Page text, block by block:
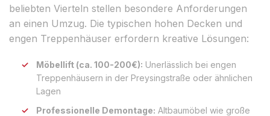
beliebten Vierteln stellen besondere Anforderungen
an einen Umzug. Die typischen hohen Decken und
engen Treppenhäuser erfordern kreative Lösungen:
Möbellift (ca. 100-200€): Unerlässlich bei engen
Treppenhäusern in der Preysingstraße oder ähnlichen
Lagen
Professionelle Demontage: Altbaumöbel wie große